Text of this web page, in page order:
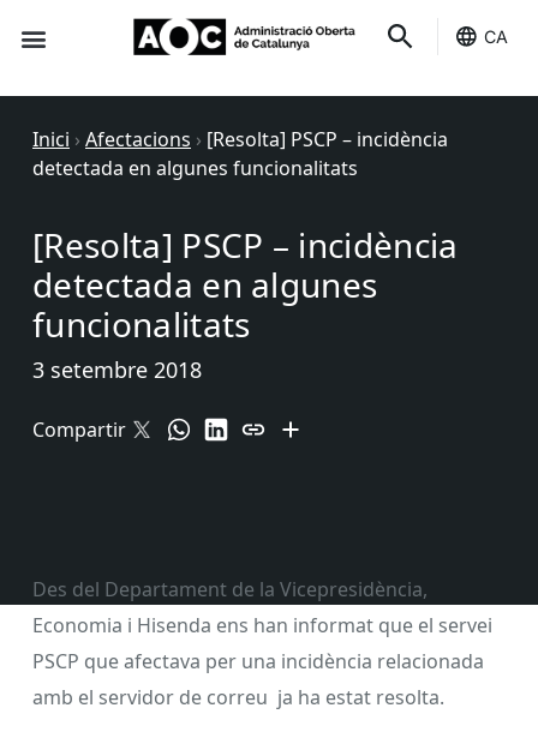
CA
Inici › Afectacions › [Resolta] PSCP – incidència
detectada en algunes funcionalitats
[Resolta] PSCP – incidència
detectada en algunes
funcionalitats
3 setembre 2018
Compartir
Des del Departament de la Vicepresidència,
Economia i Hisenda ens han informat que el servei
PSCP que afectava per una incidència relacionada
amb el servidor de correu ja ha estat resolta.